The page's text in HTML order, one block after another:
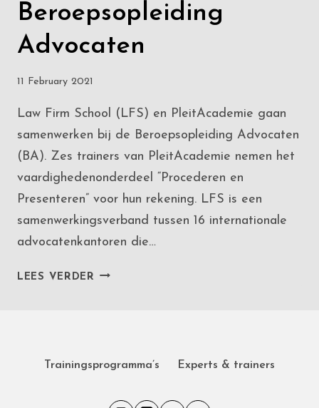
Beroepsopleiding
Advocaten
11 February 2021
Law Firm School (LFS) en PleitAcademie gaan
samenwerken bij de Beroepsopleiding Advocaten
(BA). Zes trainers van PleitAcademie nemen het
vaardighedenonderdeel “Procederen en
Presenteren” voor hun rekening. LFS is een
samenwerkingsverband tussen 16 internationale
advocatenkantoren die…
LEES VERDER SAMENWERKING
PLEITACADEMIE
Trainingsprogramma’s Experts & trainers